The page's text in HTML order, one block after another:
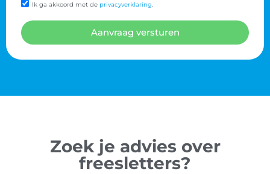
Ik ga akkoord met de privacyverklaring.
Aanvraag versturen
Zoek je advies over
freesletters?